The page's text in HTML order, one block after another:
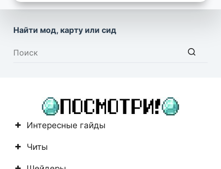
Найти мод, карту или сид
Интересные гайды
Читы